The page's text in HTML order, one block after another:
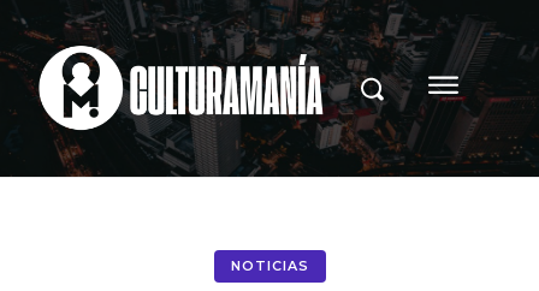
NOTICIAS